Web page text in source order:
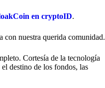
en cryptoID.
con nuestra querida comunidad.
Cortesía de la tecnología
destino de los fondos, las